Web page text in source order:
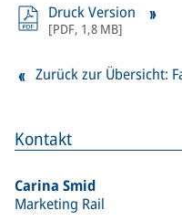
Kontakt
Carina Smid
Marketing Rail
Druck Version
[PDF, 1,8 MB]
Zurück zur Übersicht: